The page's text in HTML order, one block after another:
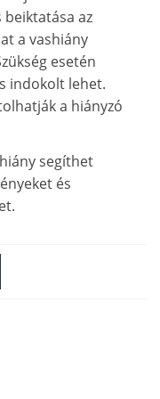
beiktatása az
a vashiány
esetén
indokolt lehet.
a hiányzó
segíthet
és